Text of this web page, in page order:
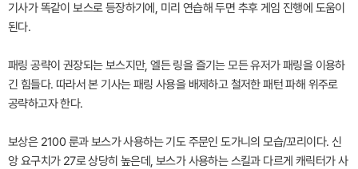
기사가 똑같이 보스로 등장하기에, 미리 연습해 두면 추후 게임 진행에 도움이
된다.
패링 공략이 권장되는 보스지만, 엘든 링을 즐기는 모든 유저가 패링을 이용하
긴 힘들다. 따라서 본 기사는 패링 사용을 배제하고 철저한 패턴 파해 위주로
공략하고자 한다.
보상은 2100 룬과 보스가 사용하는 기도 주문인 도가니의 모습/꼬리이다. 신
앙 요구치가 27로 상당히 높은데, 보스가 사용하는 스킬과 다르게 캐릭터가 사